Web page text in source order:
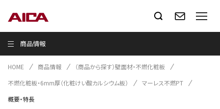
商品情報
HOME 商品情報
（商品から探す）壁面材・不燃化粧板
不燃化粧板・6mm厚（化粧けい酸カルシウム板）
マーレス不燃PT
概要・特長